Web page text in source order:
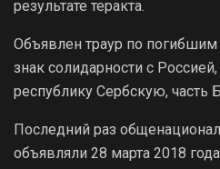
результате теракта.
Объявлен траур по погибшим
знак солидарности с
республику Сербскую, часть
Последний раз
объявляли 28 марта 2018